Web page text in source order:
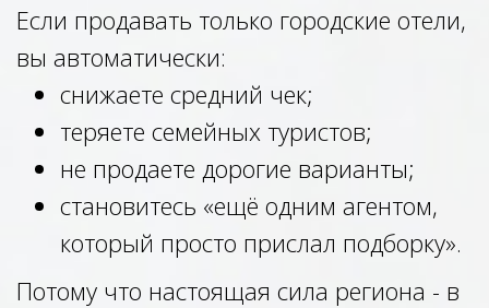
Если продавать только городские отели,
вы автоматически:
снижаете средний чек;
теряете семейных туристов;
не продаете дорогие варианты;
становитесь «ещё одним агентом,
который просто прислал подборку».
Потому что настоящая сила региона - в